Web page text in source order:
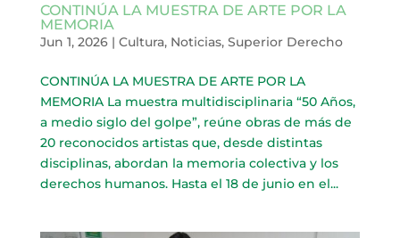
CONTINÚA LA MUESTRA DE ARTE POR LA
MEMORIA
Jun 1, 2026| Cultura, Noticias, Superior Derecho
CONTINÚA LA MUESTRA DE ARTE POR LA
MEMORIA La muestra multidisciplinaria “50 Años,
a medio siglo del golpe”, reúne obras de más de
20 reconocidos artistas que, desde distintas
disciplinas, abordan la memoria colectiva y los
derechos humanos. Hasta el 18 de junio en el...